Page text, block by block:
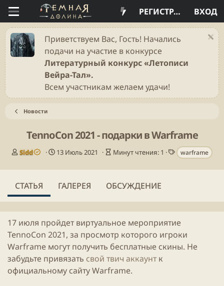
ВХОД
РЕГИСТРАЦИЯ
Приветствуем Вас, Гость! Начались
подачи на участие в конкурсе
Литературный конкурс «Летописи
Вейра-Тал».
Всем участникам желаем удачи!
Новости
TennoCon 2021 - подарки в Warframe
А
т
р
Sidd
Д
т
п
и
к
а
и
и
13 Июль 2021
В
е
я
н
и
я
т
а
Минут чтения: 1
Т
е
г
warframe
СТАТЬЯ ГАЛЕРЕЯ ОБСУЖДЕНИЕ
17 июля пройдет виртуальное мероприятие
TennoCon 2021, за просмотр которого игроки
Warframe могут получить бесплатные скины. Не
забудьте привязать свой твич аккаунт к
официальному сайтуWarframe.